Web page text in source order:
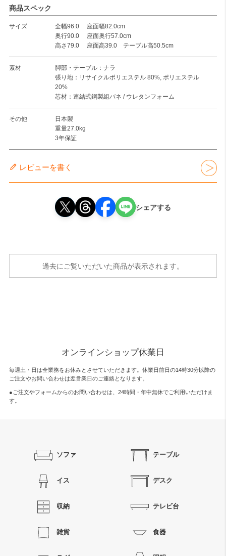
商品スペック
サイズ
全幅96.0 座面幅82.0cm
奥行90.0 座面奥行57.0cm
高さ79.0 座面高39.0 テーブル高50.5cm
素材
脚部・テーブル：ナラ
張り地：リサイクルポリエステル 80%, ポリエステル
20%
芯材：連結式鋼製組バネ / ウレタンフォーム
その他
日本製
重量27.0kg
3年保証
レビューを書く
シェアする
過去にご覧いただいた商品が表示されます。
オンラインショップ休業日
毎週土・日は全業務をお休みとさせていただきます。休業日前日の14時30分以降の
ご注文やお問い合わせは翌営業日のご連絡となります。
●ご注文やフォームからのお問い合わせは、 24時間・年中無休でご利用いただけま
す。
ソファ テーブル
イス デスク
収納 テレビ台
雑貨 食器